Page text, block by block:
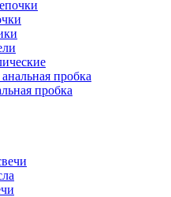
пробка
пробка